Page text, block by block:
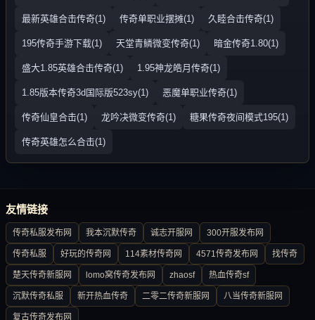
最新英雄合击传奇(1) 传奇单职业摆摊(1) 久睦合击传奇(1)
195传奇手游下载(1) 天堂青鳞微变传奇(1) 暗金传奇1.80(1)
盛大1.85英雄合击传奇(1) 1.95神龙皓月传奇(1)
1.85版本传奇3d国际版523sy(1) 恶魔单职业传奇(1)
传奇仙皇合击(1) 龙吟决微变传奇(1) 糖果传奇夜间模式195(1)
传奇英雄怎么合击(1)
友情链接
传奇私服发布网 我本沉默传奇 诚志开服网 300开服发布网
传奇私服 好玩的传奇网 114素材传奇网 4571传奇发布网 找传奇
楚天传奇新服网 lomo窝传奇发布网 zhaosf 热血传奇sf
沉默传奇私服 新开热血传奇 二零二传奇新服网 八当传奇新服网
复古传奇发布网